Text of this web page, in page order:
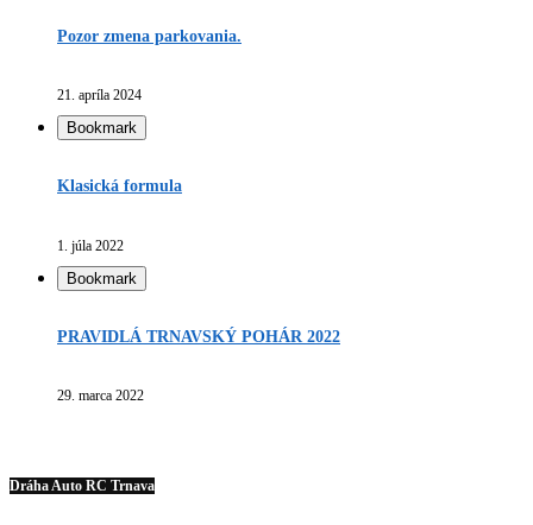
Pozor zmena parkovania.
21. apríla 2024
Bookmark
Klasická formula
1. júla 2022
Bookmark
PRAVIDLÁ TRNAVSKÝ POHÁR 2022
29. marca 2022
Dráha Auto RC Trnava